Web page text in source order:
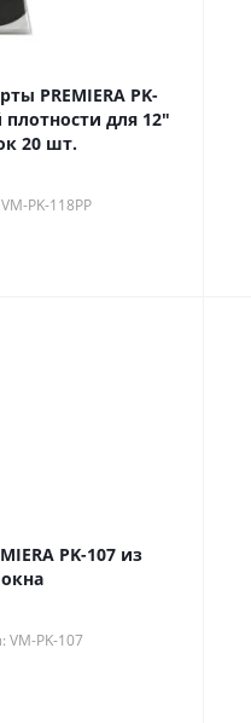
PREMIERA PK-
для 12"
20 шт.
PK-118PP
PK-107 из
VM-PK-107